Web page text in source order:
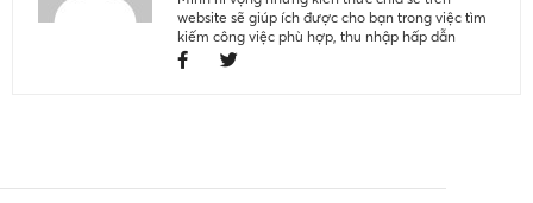
website sẽ giúp ích được cho bạn trong việc tìm
kiếm công việc phù hợp, thu nhập hấp dẫn